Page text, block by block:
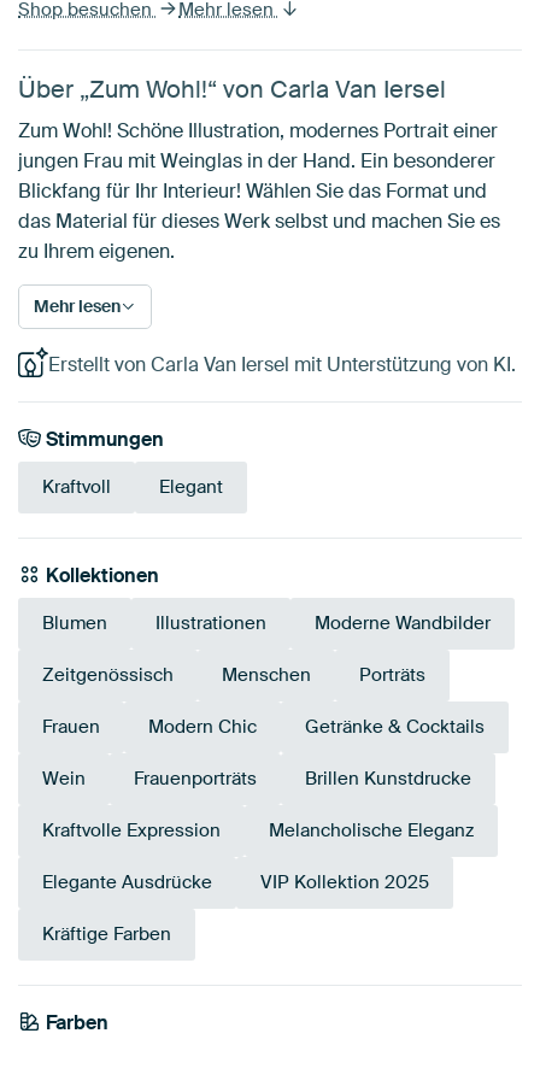
Shop besuchen Mehr lesen
Über „Zum Wohl!“ von Carla Van Iersel
Zum Wohl! Schöne Illustration, modernes Portrait einer
jungen Frau mit Weinglas in der Hand. Ein besonderer
Blickfang für Ihr Interieur! Wählen Sie das Format und
das Material für dieses Werk selbst und machen Sie es
zu Ihrem eigenen.
Mehr lesen
Erstellt von Carla Van Iersel mit Unterstützung von KI.
Stimmungen
Kraftvoll Elegant
Kollektionen
Blumen Illustrationen Moderne Wandbilder
Zeitgenössisch Menschen Porträts
Frauen Modern Chic Getränke & Cocktails
Wein Frauenporträts Brillen Kunstdrucke
Kraftvolle Expression Melancholische Eleganz
Elegante Ausdrücke VIP Kollektion 2025
Kräftige Farben
Farben
Taupe
Orange